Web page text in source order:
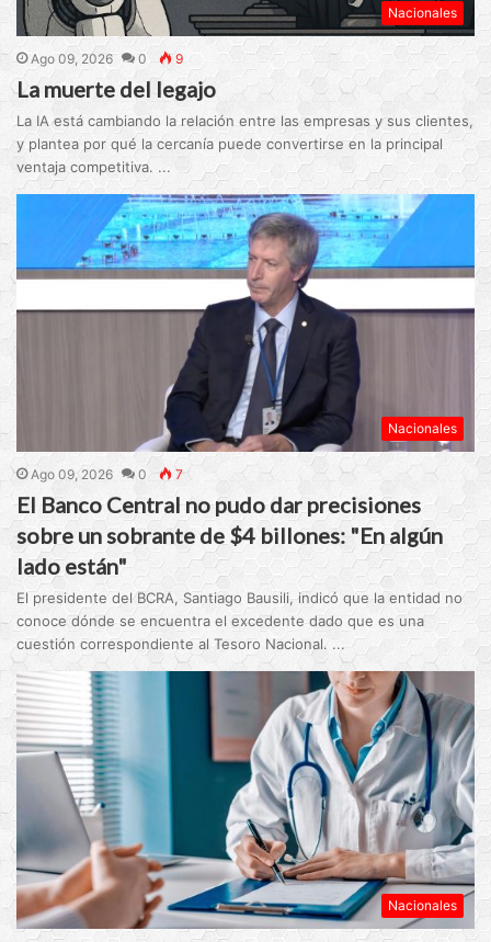
Nacionales
Ago 09, 2026 0 9
La muerte del legajo
La IA está cambiando la relación entre las empresas y sus clientes,
y plantea por qué la cercanía puede convertirse en la principal
ventaja competitiva. ...
Nacionales
Ago 09, 2026 0 7
El Banco Central no pudo dar precisiones
sobre un sobrante de $4 billones: "En algún
lado están"
El presidente del BCRA, Santiago Bausili, indicó que la entidad no
conoce dónde se encuentra el excedente dado que es una
cuestión correspondiente al Tesoro Nacional. ...
Nacionales